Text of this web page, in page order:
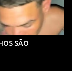
SÃO